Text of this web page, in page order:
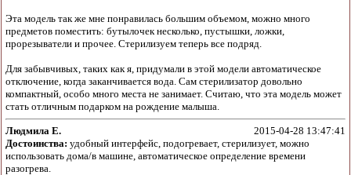
Эта модель так же мне понравилась большим объемом, можно много
предметов поместить: бутылочек несколько, пустышки, ложки,
прорезыватели и прочее. Стерилизуем теперь все подряд.
Для забывчивых, таких как я, придумали в этой модели автоматическое
отключение, когда заканчивается вода. Сам стерилизатор довольно
компактный, особо много места не занимает. Считаю, что эта модель может
стать отличным подарком на рождение малыша.
Людмила Е.
2015-04-28 13:47:41
Достоинства: удобный интерфейс, подогревает, стерилизует, можно
использовать дома/в машине, автоматическое определение времени
разогрева.